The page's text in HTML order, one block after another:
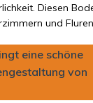
Diesen
und
eine schöne
von